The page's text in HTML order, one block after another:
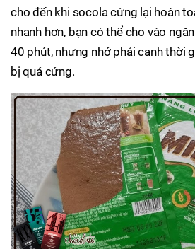
cho đến khi socola cứng lại hoàn
nhanh hơn, bạn có thể cho vào
40 phút, nhưng nhớ phải canh thời
bị quá cứng.